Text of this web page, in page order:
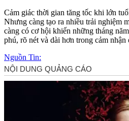
Cảm giác thời gian tăng tốc khi lớn
Nhưng càng tạo ra nhiều trải nghiệm
càng có cơ hội khiến những tháng
phú, rõ nét và dài hơn trong cảm nhận
Nguồn Tin: